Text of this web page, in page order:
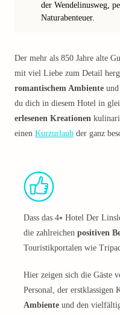
der Wendelinusweg,
Naturabenteuer.
Der mehr als 850 Jahre alte
mit viel Liebe zum Detail
romantischem Ambiente
du dich in diesem Hotel in
erlesenen Kreationen
einen Kurzurlaub der ganz
Dass das 4⭑ Hotel Der
die zahlreichen positiven
Touristikportalen wie
Hier zeigen sich die Gäste
Personal, der erstklassigen
Ambiente und den